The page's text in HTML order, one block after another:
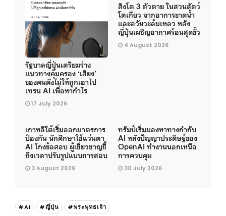
รัฐบาลญี่ปุ่นเตรียมร่าง
แนวทางคุ้มครอง ‘เสียง’
ของคนดังไม่ให้ถูกเอาไป
เทรน AI เพื่อหากำไร
17 July 2026
สิงโต 3 ตัวตาย ในสวนสัตว์
โตเกียว จากอาการขาดน้ำ
และอวัยวะล้มเหลว หลัง
ญี่ปุ่นเผชิญอากาศร้อนสุดขั้ว
4 August 2026
เกาหลีใต้เริ่มออกมาตรการ
ป้องกัน นักศึกษาใช้แว่นตา
AI โกงข้อสอบ ผู้เชี่ยวชาญชี้
ถึงเวลาปรับรูปแบบการสอบ
3 August 2026
ทรัมป์เริ่มมองหาทางกำกับ
AI หลังปัญญาประดิษฐ์ของ
OpenAI ทำงานนอกเหนือ
การควบคุม
30 July 2026
#AI #ญี่ปุ่น #พระพุทธเจ้า